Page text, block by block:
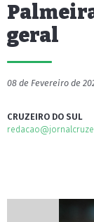
geral
08 de Fevereiro de
CRUZEIRO DO SUL